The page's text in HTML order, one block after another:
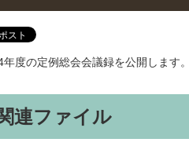
年度の定例総会会議録を公開します。
連ファイル